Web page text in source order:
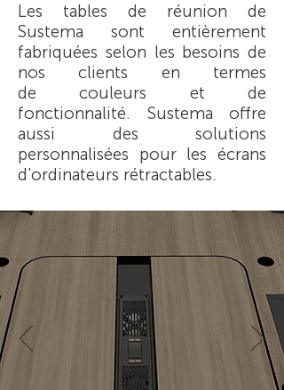
Les tables de réunion de
Sustema sont entièrement
fabriquées selon les besoins de
nos clients en termes
de couleurs et de
fonctionnalité. Sustema offre
aussi des solutions
personnalisées pour les écrans
d'ordinateurs rétractables.